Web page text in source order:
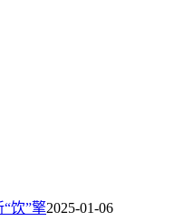
饮”擎2025-01-06